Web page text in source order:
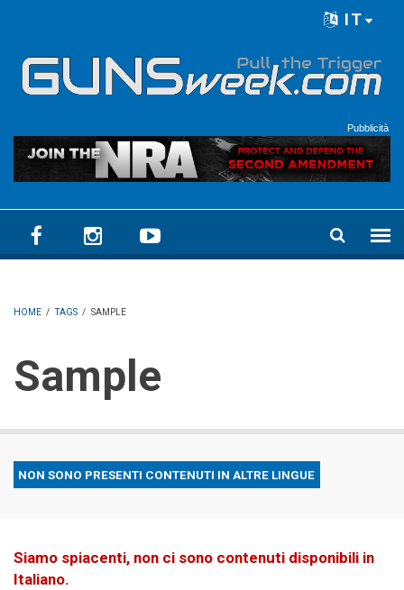
IT
Pubblicità
HOME / TAGS / SAMPLE
Sample
NON SONO PRESENTI CONTENUTI IN ALTRE LINGUE
Siamo spiacenti, non ci sono contenuti disponibili in
Italiano.